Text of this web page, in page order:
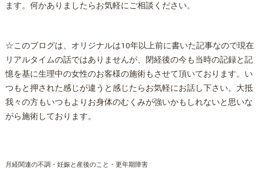
ます。何かありましたらお気軽にご相談ください。
☆このブログは、オリジナルは10年以上前に書いた記事なので現在
リアルタイムの話ではありませんが、閉経後の今も当時の記録と記
憶を基に生理中の女性のお客様の施術もさせて頂いております。い
つもと押された感じが違うと感じたらお気軽にお話し下さい。大抵
我々の方もいつもよりお身体のむくみが強いかもしれないと思いな
がら施術しております。
月経関連の不調・妊娠と産後のこと・更年期障害